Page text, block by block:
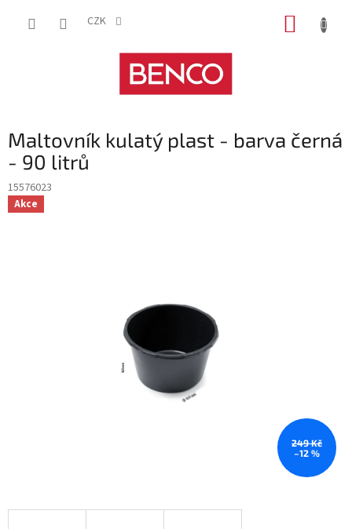
CZK
Maltovník kulatý plast - barva černá
- 90 litrů
15576023
Akce
249 Kč
–12 %